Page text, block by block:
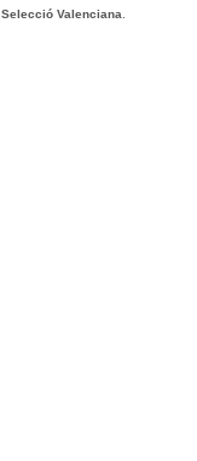
Selecció Valenciana